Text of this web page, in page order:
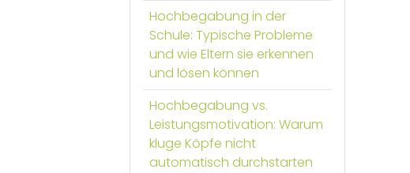
Hochbegabung in der
Schule: Typische Probleme
und wie Eltern sie erkennen
und lösen können
Hochbegabung vs.
Leistungsmotivation: Warum
kluge Köpfe nicht
automatisch durchstarten